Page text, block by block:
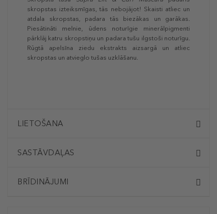
skropstas izteiksmīgas, tās nebojājot! Skaisti atliec un
atdala skropstas, padara tās biezākas un garākas.
Piesātināti melnie, ūdens noturīgie minerālpigmenti
pārklāj katru skropstiņu un padara tušu ilgstoši noturīgu.
Rūgtā apelsīna ziedu ekstrakts aizsargā un atliec
skropstas un atvieglo tušas uzklāšanu.
LIETOŠANA
SASTĀVDAĻAS
BRĪDINĀJUMI